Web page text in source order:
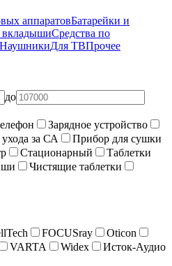
аппаратовБатарейки и
Средства по
НаушникиДля ТВПрочее
до
Зарядное устройство
за СА
Прибор для сушки
Стационарный
Таблетки
Чистящие таблетки
FOCUSray
Oticon
VARTA Widex
Исток-Аудио